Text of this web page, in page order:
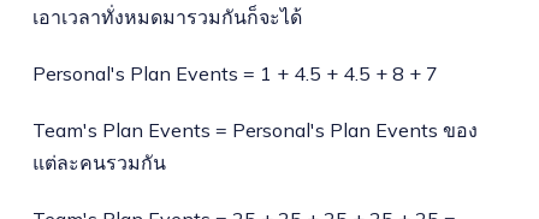
เอาเวลาทั่งหมดมารวมกันก็จะได้
Personal's Plan Events = 1 + 4.5 + 4.5 + 8 + 7
Team's Plan Events = Personal's Plan Events ของ
แต่ละคนรวมกัน